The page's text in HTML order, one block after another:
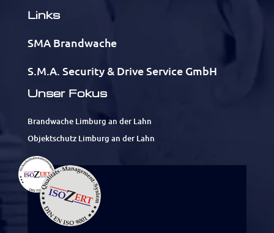
Links
SMA Brandwache
S.M.A. Security & Drive Service GmbH
Unser Fokus
Brandwache Limburg an der Lahn
Objektschutz Limburg an der Lahn